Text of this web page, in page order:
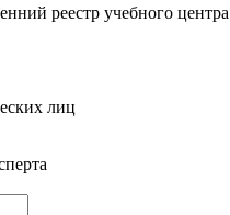
реестр учебного центра
лиц